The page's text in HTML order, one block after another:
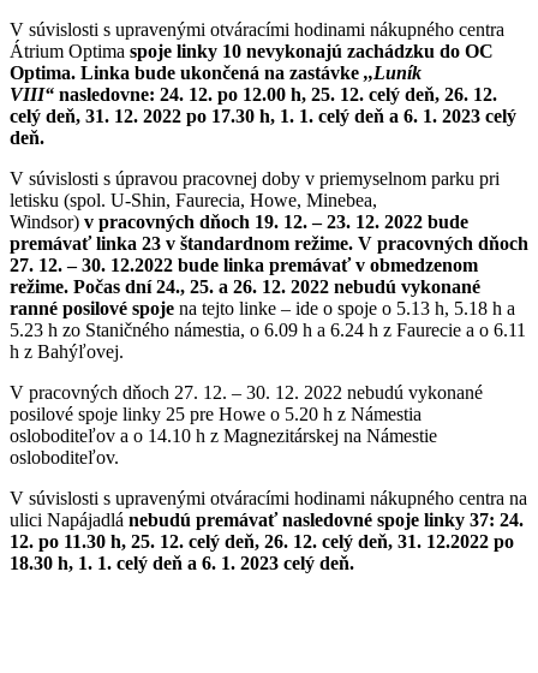
V súvislosti s upravenými otváracími hodinami nákupného centra
Átrium Optima spoje linky 10 nevykonajú zachádzku do OC
Optima. Linka bude ukončená na zastávke ,,Luník
VIII“ nasledovne: 24. 12. po 12.00 h, 25. 12. celý deň, 26. 12.
celý deň, 31. 12. 2022 po 17.30 h, 1. 1. celý deň a 6. 1. 2023 celý
deň.
V súvislosti s úpravou pracovnej doby v priemyselnom parku pri
letisku (spol. U-Shin, Faurecia, Howe, Minebea,
Windsor) v pracovných dňoch 19. 12. – 23. 12. 2022 bude
premávať linka 23 v štandardnom režime. V pracovných dňoch
27. 12. – 30. 12.2022 bude linka premávať v obmedzenom
režime. Počas dní 24., 25. a 26. 12. 2022 nebudú vykonané
ranné posilové spoje na tejto linke – ide o spoje o 5.13 h, 5.18 h a
5.23 h zo Staničného námestia, o 6.09 h a 6.24 h z Faurecie a o 6.11
h z Bahýľovej.
V pracovných dňoch 27. 12. – 30. 12. 2022 nebudú vykonané
posilové spoje linky 25 pre Howe o 5.20 h z Námestia
osloboditeľov a o 14.10 h z Magnezitárskej na Námestie
osloboditeľov.
V súvislosti s upravenými otváracími hodinami nákupného centra na
ulici Napájadlá nebudú premávať nasledovné spoje linky 37: 24.
12. po 11.30 h, 25. 12. celý deň, 26. 12. celý deň, 31. 12.2022 po
18.30 h, 1. 1. celý deň a 6. 1. 2023 celý deň.